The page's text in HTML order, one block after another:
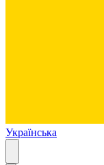
Українська